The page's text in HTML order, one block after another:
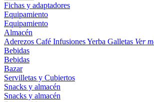
Fichas y adaptadores
Equipamiento
Equipamiento
Almacén
Aderezos Café InfusionesYerba Galletas Ver
Bebidas
Bebidas
Bazar
Servilletas y Cubiertos
Snacks y almacén
Snacks y almacén